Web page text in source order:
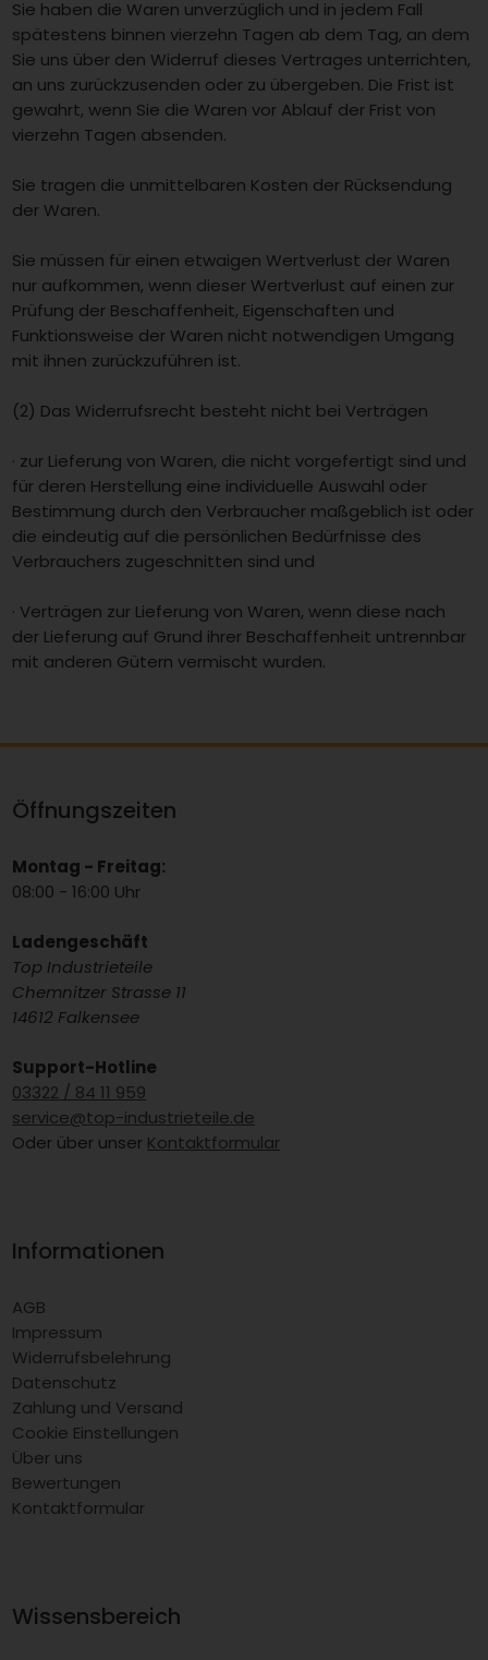
Sie haben die Waren unverzüglich und in jedem Fall
spätestens binnen vierzehn Tagen ab dem Tag, an dem
Sie uns über den Widerruf dieses Vertrages unterrichten,
an uns zurückzusenden oder zu übergeben. Die Frist ist
gewahrt, wenn Sie die Waren vor Ablauf der Frist von
vierzehn Tagen absenden.
Sie tragen die unmittelbaren Kosten der Rücksendung
der Waren.
Sie müssen für einen etwaigen Wertverlust der Waren
nur aufkommen, wenn dieser Wertverlust auf einen zur
Prüfung der Beschaffenheit, Eigenschaften und
Funktionsweise der Waren nicht notwendigen Umgang
mit ihnen zurückzuführen ist.
(2) Das Widerrufsrecht besteht nicht bei Verträgen
· zur Lieferung von Waren, die nicht vorgefertigt sind und
für deren Herstellung eine individuelle Auswahl oder
Bestimmung durch den Verbraucher maßgeblich ist oder
die eindeutig auf die persönlichen Bedürfnisse des
Verbrauchers zugeschnitten sind und
· Verträgen zur Lieferung von Waren, wenn diese nach
der Lieferung auf Grund ihrer Beschaffenheit untrennbar
mit anderen Gütern vermischt wurden.
Öffnungszeiten
Montag - Freitag:
08:00 - 16:00 Uhr
Ladengeschäft
Top Industrieteile
Chemnitzer Strasse 11
14612 Falkensee
Support-Hotline
03322 / 84 11 959
service@top-industrieteile.de
Oder über unser Kontaktformular
Informationen
AGB
Impressum
Widerrufsbelehrung
Datenschutz
Zahlung und Versand
Cookie Einstellungen
Über uns
Bewertungen
Kontaktformular
Wissensbereich